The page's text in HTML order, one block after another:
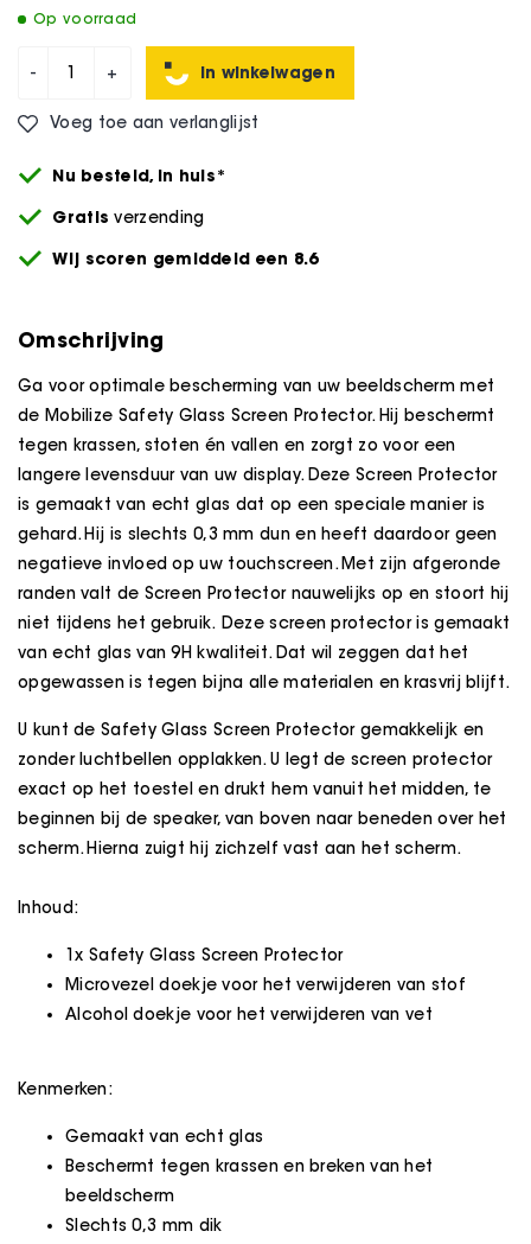
Op voorraad
- + In winkelwagen
Voeg toe aan verlanglijst
Nu besteld, in huis*
Gratis verzending
Wij scoren gemiddeld een 8.6
Omschrijving
Ga voor optimale bescherming van uw beeldscherm met
de Mobilize Safety Glass Screen Protector. Hij beschermt
tegen krassen, stoten én vallen en zorgt zo voor een
langere levensduur van uw display. Deze Screen Protector
is gemaakt van echt glas dat op een speciale manier is
gehard. Hij is slechts 0,3 mm dun en heeft daardoor geen
negatieve invloed op uw touchscreen. Met zijn afgeronde
randen valt de Screen Protector nauwelijks op en stoort hij
niet tijdens het gebruik. Deze screen protector is gemaakt
van echt glas van 9H kwaliteit. Dat wil zeggen dat het
opgewassen is tegen bijna alle materialen en krasvrij blijft.
U kunt de Safety Glass Screen Protector gemakkelijk en
zonder luchtbellen opplakken. U legt de screen protector
exact op het toestel en drukt hem vanuit het midden, te
beginnen bij de speaker, van boven naar beneden over het
scherm. Hierna zuigt hij zichzelf vast aan het scherm.
Inhoud:
1x Safety Glass Screen Protector
Microvezel doekje voor het verwijderen van stof
Alcohol doekje voor het verwijderen van vet
Kenmerken:
Gemaakt van echt glas
Beschermt tegen krassen en breken van het
beeldscherm
Slechts 0,3 mm dik